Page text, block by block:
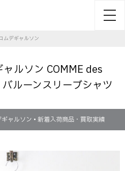
ムデギャルソン
ルソン COMME des
ルーンスリーブシャツ
ャルソン • 新着入荷商品・買取実績